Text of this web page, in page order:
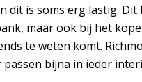
dit is soms erg lastig.
maar ook bij het
te weten komt.
bijna in ieder